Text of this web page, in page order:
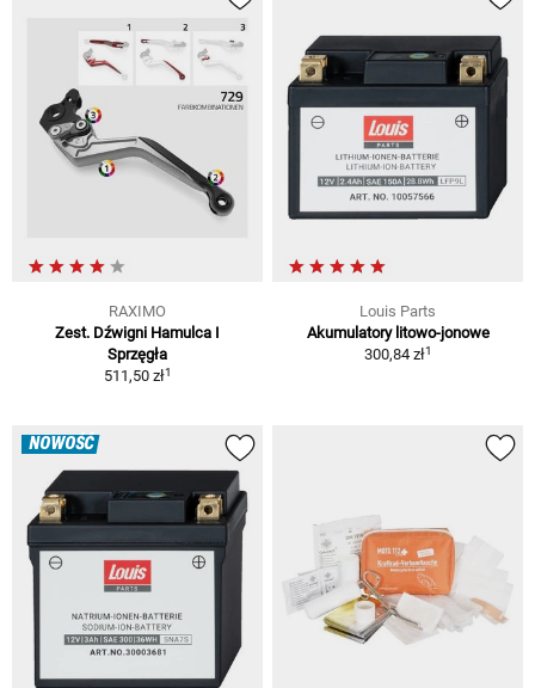
RAXIMO
Zest. Dźwigni Hamulca I
Sprzęgła
511,50 zł1
Louis Parts
Akumulatory litowo-jonowe
300,84 zł1
NOWOŚĆ